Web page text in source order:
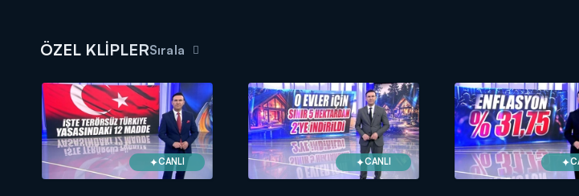
ÖZEL KLİPLERSırala
CANLI CANLI